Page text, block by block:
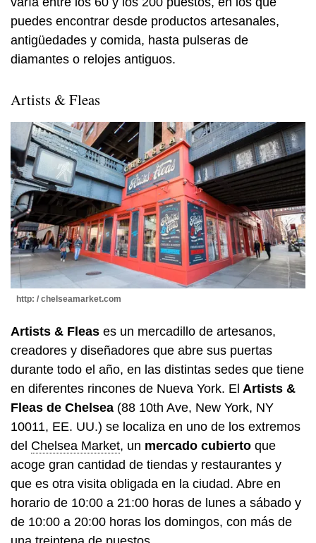
puedes encontrar desde productos artesanales,
antigüedades y comida, hasta pulseras de
diamantes o relojes antiguos.
Artists & Fleas
http: / chelseamarket.com
Artists & Fleas es un mercadillo de artesanos,
creadores y diseñadores que abre sus puertas
durante todo el año, en las distintas sedes que tiene
en diferentes rincones de Nueva York. El Artists &
Fleas de Chelsea (88 10th Ave, New York, NY
10011, EE. UU.) se localiza en uno de los extremos
del Chelsea Market, un mercado cubierto que
acoge gran cantidad de tiendas y restaurantes y
que es otra visita obligada en la ciudad. Abre en
horario de 10:00 a 21:00 horas de lunes a sábado y
de 10:00 a 20:00 horas los domingos, con más de